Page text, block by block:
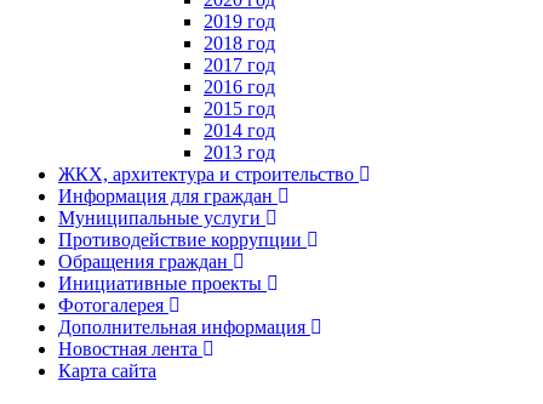
2019 год
2018 год
2017 год
2016 год
2015 год
2014 год
2013 год
ЖКХ, архитектура и строительство
Информация для граждан
Муниципальные услуги
Противодействие коррупции
Обращения граждан
Инициативные проекты
Фотогалерея
Дополнительная информация
Новостная лента
Карта сайта